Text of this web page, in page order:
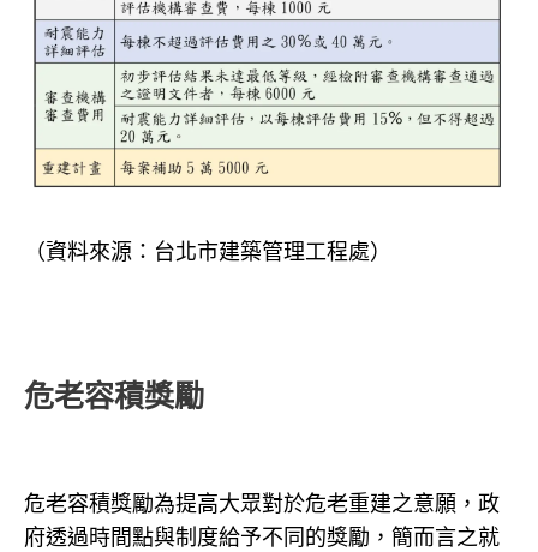
（資料來源：台北市建築管理工程處）
危老容積獎勵
危老容積獎勵為提高大眾對於危老重建之意願，政
府透過時間點與制度給予不同的獎勵，簡而言之就